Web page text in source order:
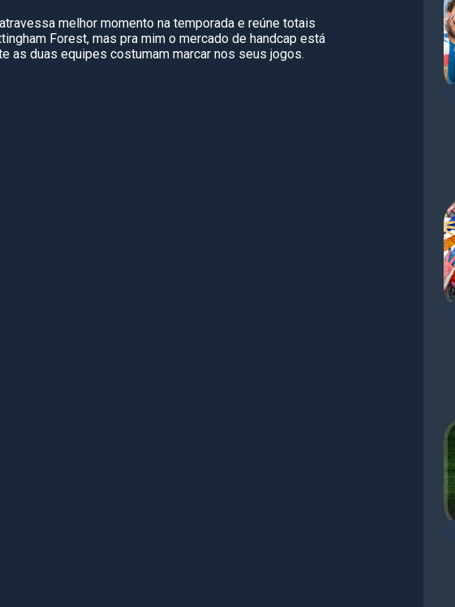
melhor momento na temporada e reúne totais
Forest, mas pra mim o mercado de handcap está
as duas equipes costumam marcar nos seus jogos.